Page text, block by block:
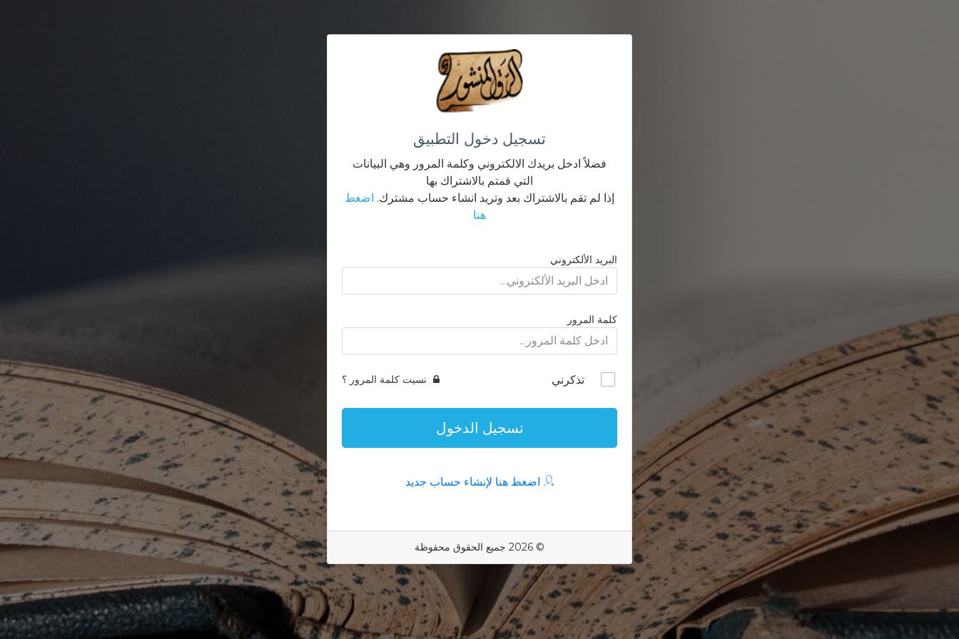
تسجيل دخول التطبيق
فضلاً ادخل بريدك الالكتروني وكلمة المرور وهي البيانات
التي قمتم بالاشتراك بها
إذا لم تقم بالاشتراك بعد وتريد انشاء حساب مشترك. اضغط
هنا
البريد الألكتروني
كلمة المرور
تذكرني نسيت كلمة المرور ؟
تسجيل الدخول
اضغط هنا لإنشاء حساب جديد
© 2026 جميع الحقوق محفوظة